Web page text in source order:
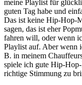
meine Playlist für
guten Tag habe und
Das ist keine Hip-Hop-
sagen, das ist eher
fahren will, oder wenn
Playlist auf. Aber wenn
B. in meinem
spiele ich gute Hip-
richtige Stimmung zu